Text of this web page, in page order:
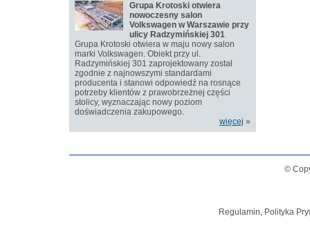
Grupa Krotoski otwiera
nowoczesny salon
Volkswagen w Warszawie przy
ulicy Radzymińskiej 301
Grupa Krotoski otwiera w maju nowy salon
marki Volkswagen. Obiekt przy ul.
Radzymińskiej 301 zaprojektowany został
zgodnie z najnowszymi standardami
producenta i stanowi odpowiedź na rosnące
potrzeby klientów z prawobrzeżnej części
stolicy, wyznaczając nowy poziom
doświadczenia zakupowego.
więcej »
©
Regulamin, Polityka